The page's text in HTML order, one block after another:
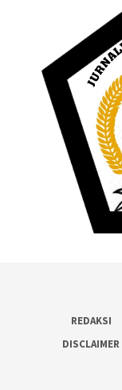
REDAKSI
DISCLAIMER